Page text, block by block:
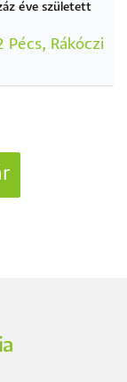
éve született
Pécs, Rákóczi